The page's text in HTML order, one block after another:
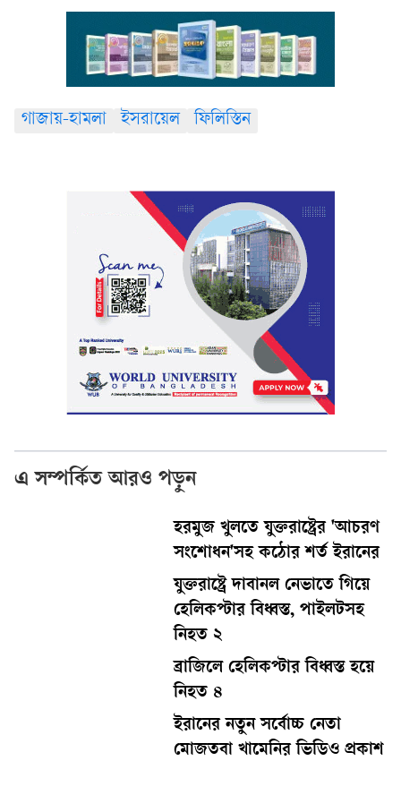
গাজায়-হামলা ইসরায়েল ফিলিস্তিন
এ সম্পর্কিত আরও পড়ুন
হরমুজ খুলতে যুক্তরাষ্ট্রের 'আচরণ
সংশোধন'সহ কঠোর শর্ত ইরানের
যুক্তরাষ্ট্রে দাবানল নেভাতে গিয়ে
হেলিকপ্টার বিধ্বস্ত, পাইলটসহ
নিহত ২
ব্রাজিলে হেলিকপ্টার বিধ্বস্ত হয়ে
নিহত ৪
ইরানের নতুন সর্বোচ্চ নেতা
মোজতবা খামেনির ভিডিও প্রকাশ